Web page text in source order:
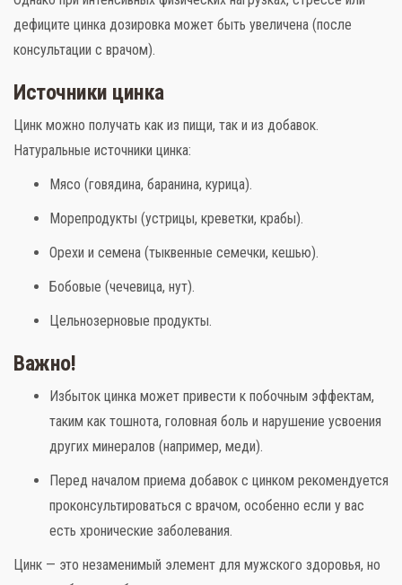
дефиците цинка дозировка может быть увеличена (после
консультации с врачом).
Источники цинка
Цинк можно получать как из пищи, так и из добавок.
Натуральные источники цинка:
Мясо (говядина, баранина, курица).
Морепродукты (устрицы, креветки, крабы).
Орехи и семена (тыквенные семечки, кешью).
Бобовые (чечевица, нут).
Цельнозерновые продукты.
Важно!
Избыток цинка может привести к побочным эффектам,
таким как тошнота, головная боль и нарушение усвоения
других минералов (например, меди).
Перед началом приема добавок с цинком рекомендуется
проконсультироваться с врачом, особенно если у вас
есть хронические заболевания.
Цинк — это незаменимый элемент для мужского здоровья, но